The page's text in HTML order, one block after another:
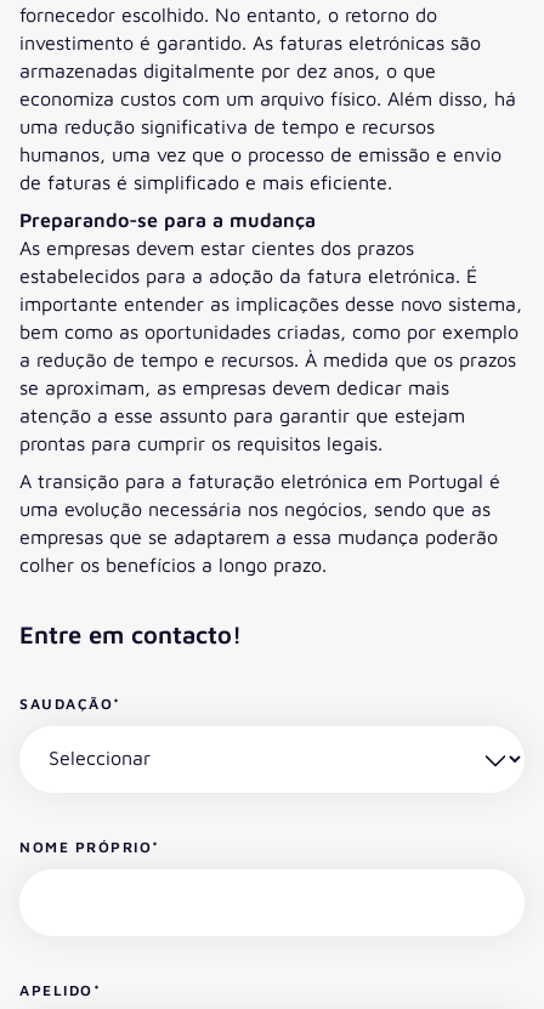
fornecedor escolhido. No entanto, o retorno do
investimento é garantido. As faturas eletrónicas são
armazenadas digitalmente por dez anos, o que
economiza custos com um arquivo físico. Além disso, há
uma redução significativa de tempo e recursos
humanos, uma vez que o processo de emissão e envio
de faturas é simplificado e mais eficiente.
Preparando-se para a mudança
As empresas devem estar cientes dos prazos
estabelecidos para a adoção da fatura eletrónica. É
importante entender as implicações desse novo sistema,
bem como as oportunidades criadas, como por exemplo
a redução de tempo e recursos. À medida que os prazos
se aproximam, as empresas devem dedicar mais
atenção a esse assunto para garantir que estejam
prontas para cumprir os requisitos legais.
A transição para a faturação eletrónica em Portugal é
uma evolução necessária nos negócios, sendo que as
empresas que se adaptarem a essa mudança poderão
colher os benefícios a longo prazo.
Entre em contacto!
SAUDAÇÃO*
NOME PRÓPRIO*
APELIDO *